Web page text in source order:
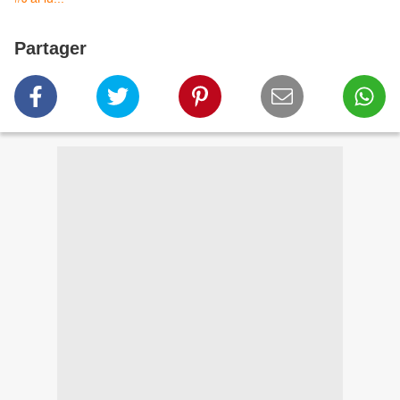
Partager